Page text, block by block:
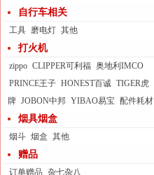
自行车相关
工具 磨电灯 其他
打火机
zippo CLIPPER可利福 奥地利IMCO
PRINCE王子 HONEST百诚 TIGER虎
牌 JOBON中邦 YIBAO易宝 配件耗材
烟具烟盒
烟斗 烟盒 其他
赠品
订单赠品 杂七杂八